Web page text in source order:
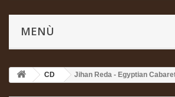
MENÙ
CD Jihan Reda - Egyptian